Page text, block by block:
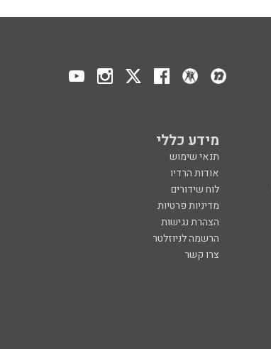
מידע כללי
תנאי שימוש
אודות הרדיו
לוח שידורים
מדיניות פרטיות
הצהרת נגישות
הרשמה לניוזלטר
צרו קשר